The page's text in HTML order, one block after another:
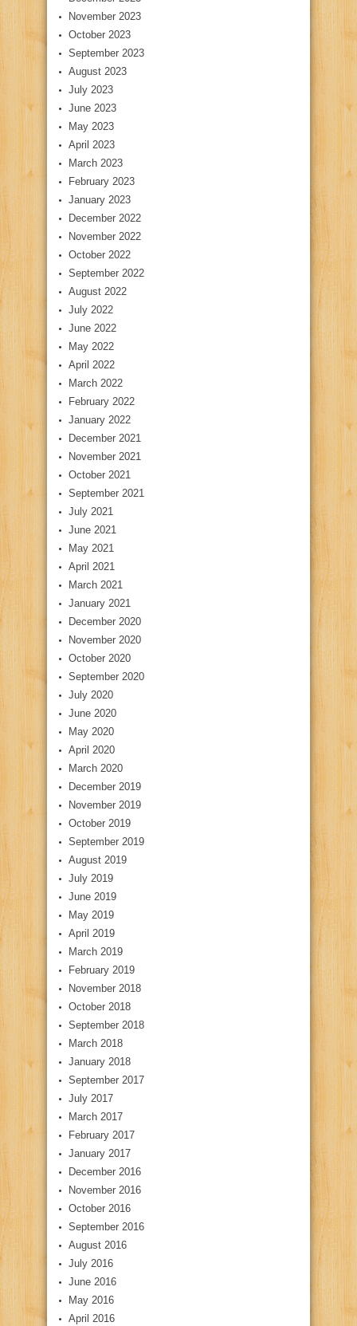
November 2023
October 2023
September 2023
August 2023
July 2023
June 2023
May 2023
April 2023
March 2023
February 2023
January 2023
December 2022
November 2022
October 2022
September 2022
August 2022
July 2022
June 2022
May 2022
April 2022
March 2022
February 2022
January 2022
December 2021
November 2021
October 2021
September 2021
July 2021
June 2021
May 2021
April 2021
March 2021
January 2021
December 2020
November 2020
October 2020
September 2020
July 2020
June 2020
May 2020
April 2020
March 2020
December 2019
November 2019
October 2019
September 2019
August 2019
July 2019
June 2019
May 2019
April 2019
March 2019
February 2019
November 2018
October 2018
September 2018
March 2018
January 2018
September 2017
July 2017
March 2017
February 2017
January 2017
December 2016
November 2016
October 2016
September 2016
August 2016
July 2016
June 2016
May 2016
April 2016